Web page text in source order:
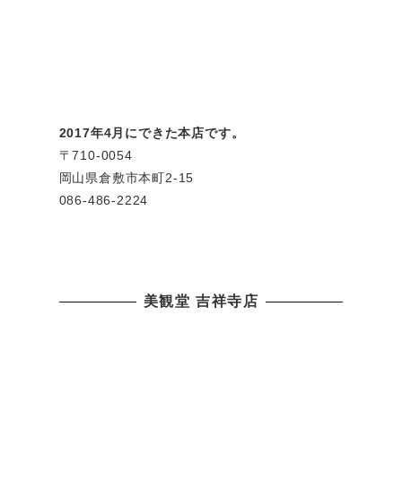
2017年4月にできた本店です。
〒710-0054
岡山県倉敷市本町2-15
086-486-2224
美観堂 吉祥寺店